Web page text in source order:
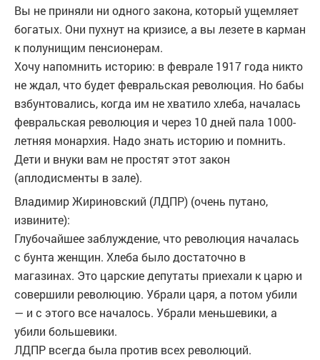
Вы не приняли ни одного закона, который ущемляет
богатых. Они пухнут на кризисе, а вы лезете в карман
к полунищим пенсионерам.
Хочу напомнить историю: в феврале 1917 года никто
не ждал, что будет февральская революция. Но бабы
взбунтовались, когда им не хватило хлеба, началась
февральская революция и через 10 дней пала 1000-
летняя монархия. Надо знать историю и помнить.
Дети и внуки вам не простят этот закон
(аплодисменты в зале).
Владимир Жириновский (ЛДПР) (очень путано,
извините):
Глубочайшее заблуждение, что революция началась
с бунта женщин. Хлеба было достаточно в
магазинах. Это царские депутаты приехали к царю и
совершили революцию. Убрали царя, а потом убили
— и с этого все началось. Убрали меньшевики, а
убили большевики.
ЛДПР всегда была против всех революций.